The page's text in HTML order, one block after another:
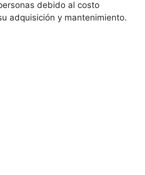
debido al costo
adquisición y mantenimiento.